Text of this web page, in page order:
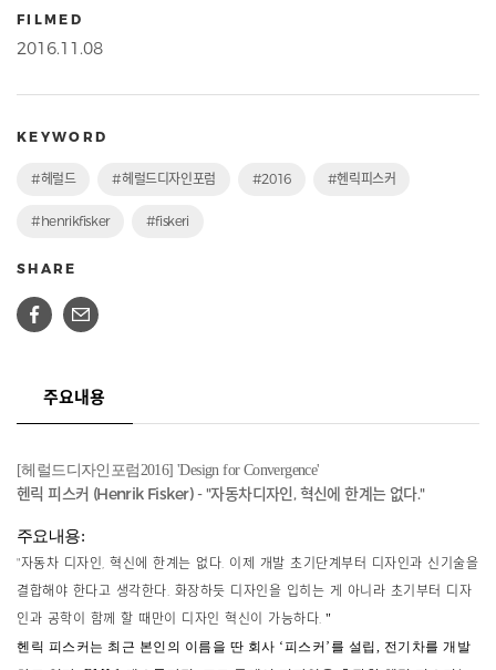
FILMED
2016.11.08
KEYWORD
#헤럴드 #헤럴드디자인포럼 #2016 #헨릭피스커
#henrikfisker #fiskeri
SHARE
주요내용
[헤럴드디자인포럼2016] 'Design for Convergence'
헨릭 피스커 (Henrik Fisker) - "자동차디자인, 혁신에 한계는 없다."
주요내용:
"자동차 디자인, 혁신에 한계는 없다. 이제 개발 초기단계부터 디자인과 신기술을
결합해야 한다고 생각한다. 화장하듯 디자인을 입히는 게 아니라 초기부터 디자
인과 공학이 함께 할 때만이 디자인 혁신이 가능하다. "
헨릭 피스커는 최근 본인의 이름을 딴 회사 ‘피스커’를 설립, 전기차를 개발